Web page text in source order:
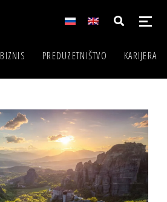
BIZNIS PREDUZETNIŠTVO KARIJERA